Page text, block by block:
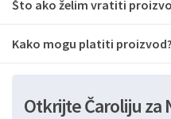
Što ako želim vratiti
Kako mogu platiti proizvod?
Otkrijte Čaroliju za